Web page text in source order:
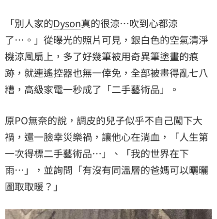
「別人家的Dyson真的很涼…吹到心都涼
了…。」從曝光的照片可見，銀白色的空氣清淨
機涼風扇上，多了好幾筆被用奇異筆塗畫的痕
跡，就連遙控器也無一倖免，全部被畫得亂七八
糟，高級家電一秒成了「二手藝術品」。
原PO無奈的說， 調皮的兒子似乎不自己闖下大
禍，還一臉幸災樂禍，讓他心在淌血，「人生第
一次得標二手藝術品…」、「我的世界在下
雨…」，並詢問「有沒有同溫層的爸媽可以曬曬
圖取取暖？」